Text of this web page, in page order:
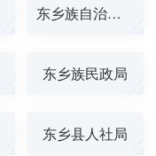
东乡族自治县科...
东乡族民政局
东乡县人社局